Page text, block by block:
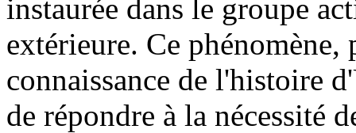
instaurée dans le groupe
extérieure. Ce
connaissance de l'histoire
de répondre à la nécessité